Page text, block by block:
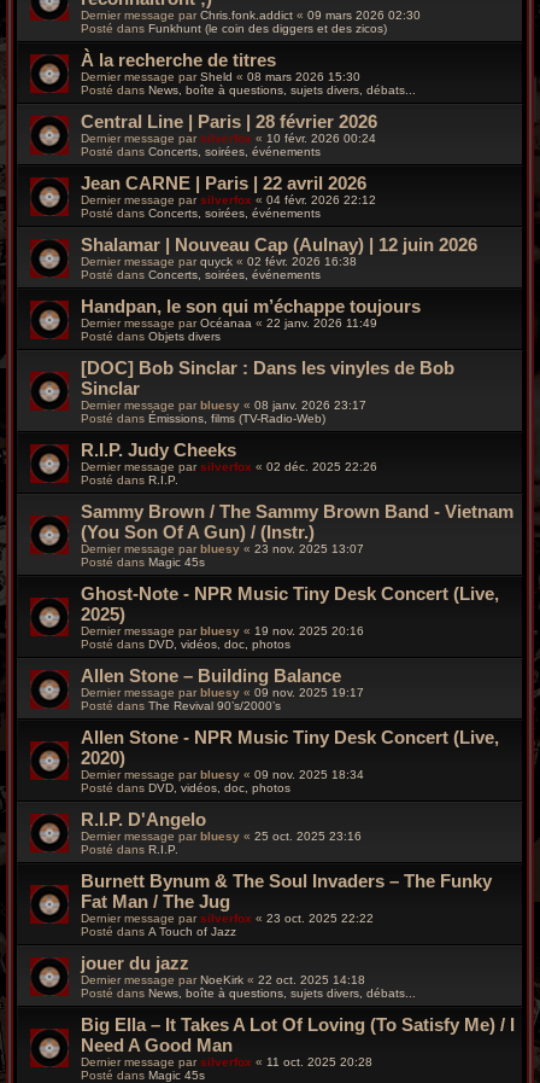
Dernier message par Chris.fonk.addict « 09 mars 2026 02:30
Posté dans Funkhunt (le coin des diggers et des zicos)
À la recherche de titres
Dernier message parSheld « 08 mars 2026 15:30
Posté dans News, boîte à questions, sujets divers, débats...
Central Line | Paris | 28 février 2026
Dernier message par silverfox « 10 févr. 2026 00:24
Posté dans Concerts, soirées, événements
Jean CARNE | Paris | 22 avril 2026
Dernier message parsilverfox « 04 févr. 2026 22:12
Posté dans Concerts, soirées, événements
Shalamar | Nouveau Cap (Aulnay) | 12 juin 2026
Dernier message par quyck « 02 févr. 2026 16:38
Posté dans Concerts, soirées, événements
Handpan, le son qui m’échappe toujours
Dernier message parOcéanaa « 22 janv. 2026 11:49
Posté dans Objets divers
[DOC] Bob Sinclar : Dans les vinyles de Bob
Sinclar
Dernier message par bluesy « 08 janv. 2026 23:17
Posté dans Émissions, films (TV-Radio-Web)
R.I.P. Judy Cheeks
Dernier message parsilverfox « 02 déc. 2025 22:26
Posté dans R.I.P.
Sammy Brown / The Sammy Brown Band - Vietnam
(You Son Of A Gun) / (Instr.)
Dernier message par bluesy « 23 nov. 2025 13:07
Posté dans Magic 45s
Ghost-Note - NPR Music Tiny Desk Concert (Live,
2025)
Dernier message par bluesy « 19 nov. 2025 20:16
Posté dans DVD, vidéos, doc, photos
Allen Stone – Building Balance
Dernier message par bluesy « 09 nov. 2025 19:17
Posté dans The Revival 90’s/2000’s
Allen Stone - NPR Music Tiny Desk Concert (Live,
2020)
Dernier message par bluesy « 09 nov. 2025 18:34
Posté dans DVD, vidéos, doc, photos
R.I.P. D'Angelo
Dernier message par bluesy « 25 oct. 2025 23:16
Posté dans R.I.P.
Burnett Bynum & The Soul Invaders – The Funky
Fat Man / The Jug
Dernier message par silverfox « 23 oct. 2025 22:22
Posté dans A Touch of Jazz
jouer du jazz
Dernier message par NoeKirk « 22 oct. 2025 14:18
Posté dans News, boîte à questions, sujets divers, débats...
Big Ella – It Takes A Lot Of Loving (To Satisfy Me) / I
Need A Good Man
Dernier message par silverfox « 11 oct. 2025 20:28
Posté dans Magic 45s